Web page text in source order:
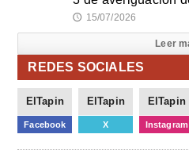
🕔 15/07/2026
Leer
REDES SOCIALES
ElTapin
Facebook
ElTapin
X
ElTapin
Instagram